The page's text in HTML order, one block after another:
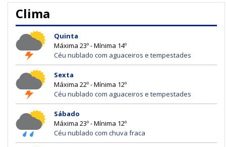
Clima
Quinta
Máxima 23º - Mínima 14º
Céu nublado com aguaceiros e tempestades
Sexta
Máxima 22º - Mínima 12º
Céu nublado com aguaceiros e tempestades
Sábado
Máxima 23º - Mínima 12º
Céu nublado com chuva fraca